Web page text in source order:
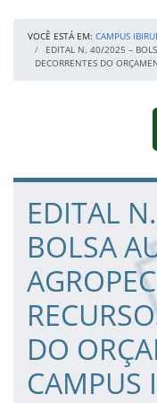
VOCÊ ESTÁ EM: CAMPUS
EDITAL N. 40/2025 –
DECORRENTES DO
Fim da navegação
Início do conteúdo
EDITAL
BOLSA
DO
CAMPUS